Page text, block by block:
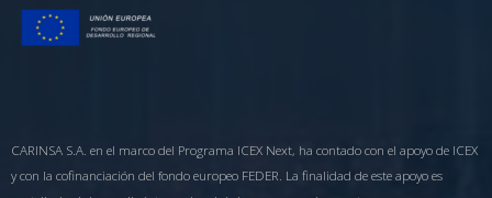
CARINSA S.A. en el marco del Programa ICEX Next, ha contado con el apoyo de ICEX
y con la cofinanciación del fondo europeo FEDER. La finalidad de este apoyo es